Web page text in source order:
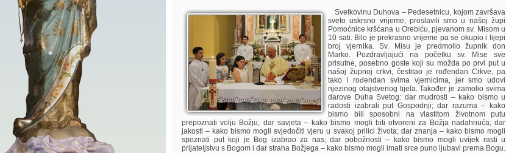
Svetkovinu Duhova – Pedesetnicu, kojom završava
sveto uskrsno vrijeme, proslavili smo u našoj župi
Pomoćnice kršćana u Orebiću, pjevanom sv. Misom u
10 sati. Bilo je prekrasno vrijeme pa se okupio i lijepi
broj vjernika. Sv. Misu je predmolio župnik don
Marko. Pozdravljajući na početku sv. Mise sve
prisutne, posebno goste koji su možda po prvi put u
našoj župnoj crkvi, čestitao je rođendan Crkve, pa
tako i rođendan svima vjernicima, jer smo udovi
njezinog otajstvenog tijela. Također je zamolio svima
darove Duha Svetog: dar mudrosti – kako bismo u
radosti izabrali put Gospodnji; dar razuma – kako
bismo bili sposobni na vlastitom životnom putu
prepoznati volju Božju; dar savjeta – kako bismo mogli biti otvoreni za Božja nadahnuća; dar
jakosti – kako bismo mogli svjedočiti vjeru u svakoj prilici života; dar znanja – kako bismo mogli
spoznati put koji je Bog izabrao za nas; dar pobožnosti – kako bismo mogli uvijek rasti u
prijateljstvu s Bogom i dar straha Božjega – kako bismo mogli imati srce puno ljubavi prema Bogu.